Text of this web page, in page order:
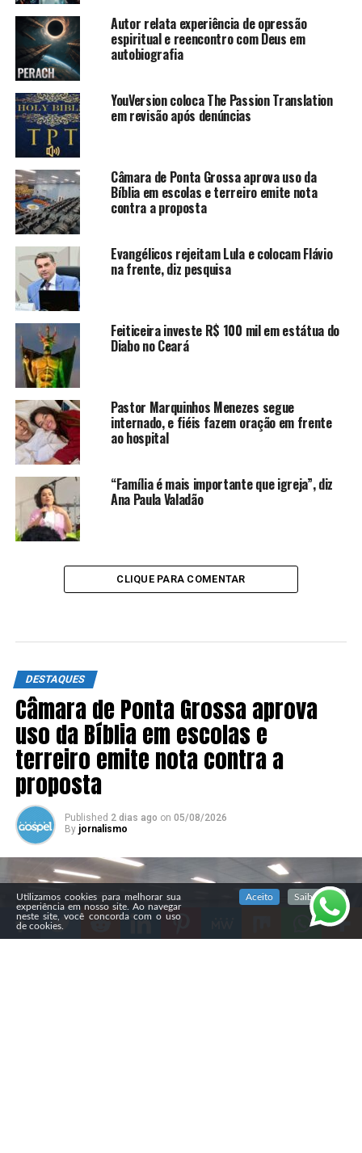
SIGA NOSSAS REDES SOCIAIS
Autor relata experiência de opressão
espiritual e reencontro com Deus em
autobiografia
YouVersion coloca The Passion Translation
em revisão após denúncias
Câmara de Ponta Grossa aprova uso da
Bíblia em escolas e terreiro emite nota
contra a proposta
Evangélicos rejeitam Lula e colocam Flávio
na frente, diz pesquisa
Feiticeira investe R$ 100 mil em estátua do
Diabo no Ceará
Pastor Marquinhos Menezes segue
internado, e fiéis fazem oração em frente
ao hospital
“Família é mais importante que igreja”, diz
Ana Paula Valadão
CLIQUE PARA COMENTAR
DESTAQUES
Câmara de Ponta Grossa aprova
uso da Bíblia em escolas e
terreiro emite nota contra a
proposta
Published 2 dias ago on 05/08/2026
By jornalismo
Utilizamos cookies para melhorar sua
experiência em nosso site. Ao navegar
neste site, você concorda com o uso
de cookies.
Aceito Saiba mais